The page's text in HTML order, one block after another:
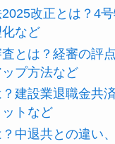
改正とは？4
など
とは？経審の評
プ方法など
建設業退職金共済
トなど
中退共との違い